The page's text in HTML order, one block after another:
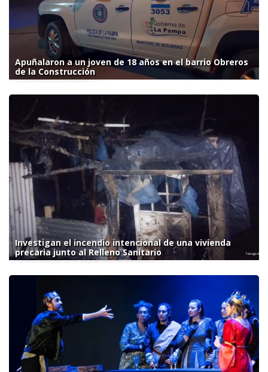
Apuñalaron a un joven de 18 años en el barrio Obreros
de la Construcción
Investigan el incendio intencional de una vivienda
precaria junto al Relleno Sanitario